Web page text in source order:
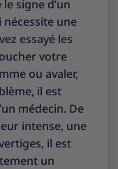
signe d’un
nécessite une
essayé les
votre
ou avaler,
il est
médecin. De
intense, une
il est
un